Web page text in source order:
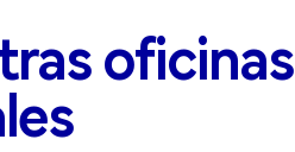
oficinas